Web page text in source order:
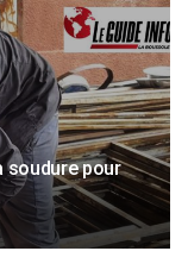
soudure pour